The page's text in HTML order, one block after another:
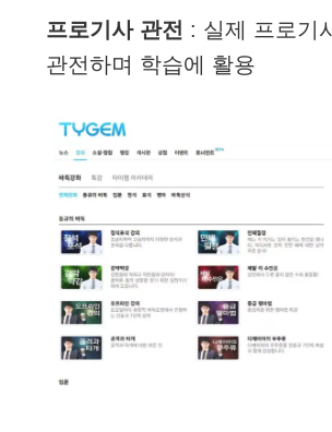
프로기사 관전 : 실제 프로기
관전하며 학습에 활용